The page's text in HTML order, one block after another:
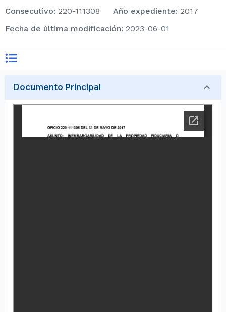
consecutivo: 220-111308 Año expediente: 2017
Fecha de última modificación: 2023-06-01
Documento Principal